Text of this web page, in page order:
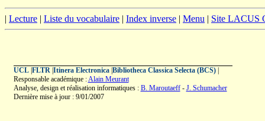
| Lecture | Liste du vocabulaire | Index inverse | Menu | Site LACUS
UCL| FLTR| Itinera Electronica| Bibliotheca Classica Selecta (BCS)|
Responsable académique :Alain Meurant
Analyse, design et réalisation informatiques : B. Maroutaeff- J. Schumacher
Dernière mise à jour : 9/01/2007